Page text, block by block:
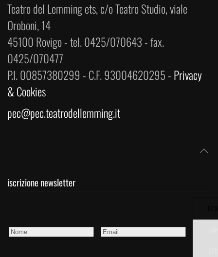
Teatro del Lemming ets, c/o Teatro Studio, viale
Oroboni, 14
45100 Rovigo - tel. 0425/070643 - fax.
0425/070477
P.I. 00857380299 - C.F. 93004620295 - Privacy
& Cookies
pec@pec.teatrodellemming.it
iscrizione newsletter